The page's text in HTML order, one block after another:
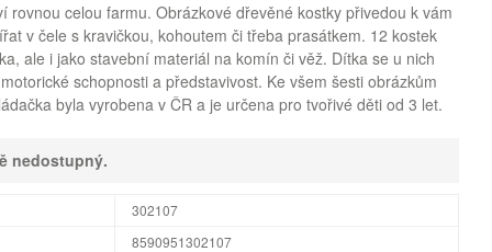
rovnou celou farmu. Obrázkové dřevěné kostky přivedou k vám
v čele s kravičkou, kohoutem či třeba prasátkem. 12 kostek
ale i jako stavební materiál na komín či věž. Dítka se u nich
schopnosti a představivost. Ke všem šesti obrázkům
byla vyrobena v ČR a je určena pro tvořivé děti od 3 let.
nedostupný.
302107
8590951302107